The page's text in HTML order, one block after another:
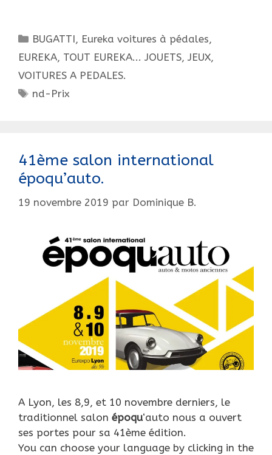
splendide
méconnue
!
Catégories
BUGATTI, Eureka voitures à pédales,
EUREKA, TOUT EUREKA... JOUETS, JEUX,
VOITURES A PEDALES.
Étiquettes
nd-Prix
41ème salon international
époqu’auto.
19 novembre 2019 par Dominique B.
A Lyon, les 8,9, et 10 novembre derniers, le
traditionnel salon époqu‘auto nous a ouvert
ses portes pour sa 41ème édition.
You can choose your language by clicking in the